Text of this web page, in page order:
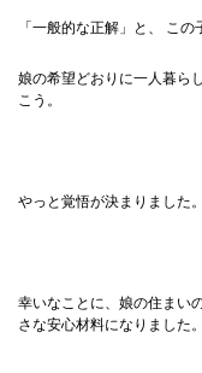
「一般的な正解」と、 この
娘の希望どおりに一人暮ら
こう。
やっと覚悟が決まりました。
幸いなことに、娘の住まい
さな安心材料になりました。